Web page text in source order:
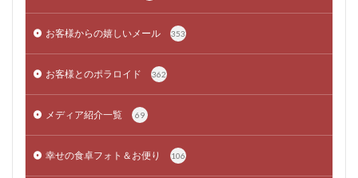
お客様からの嬉しいメール 353
お客様とのポラロイド 362
メディア紹介一覧 69
幸せの食卓フォト＆お便り 106